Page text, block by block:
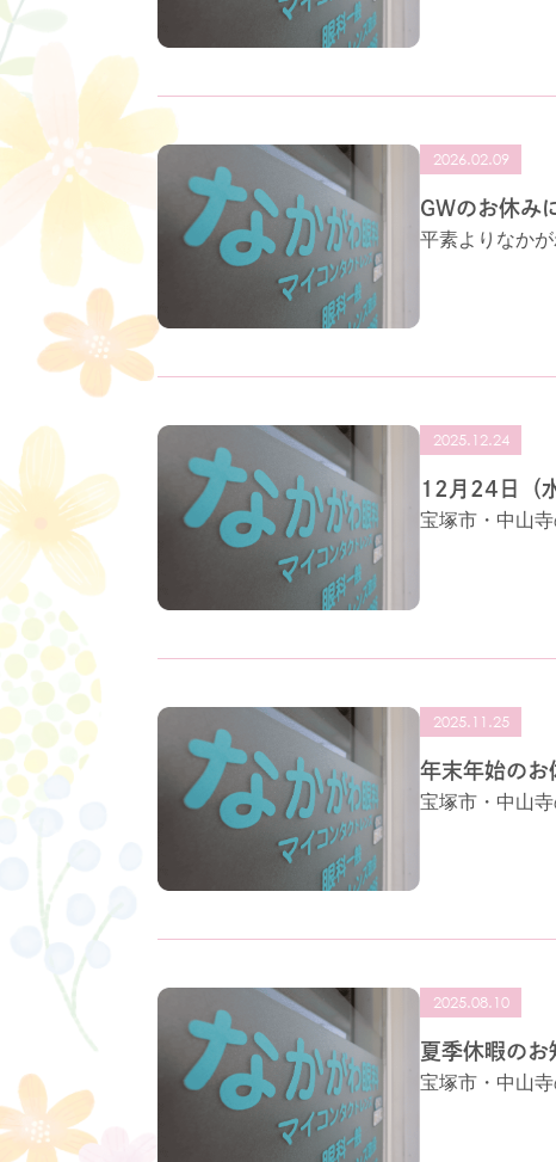
2026.02.09
GWのお休み
平素よりなか
2025.12.24
12月24日（
宝塚市・中山
2025.11.25
年末年始のお
宝塚市・中山
2025.08.10
夏季休暇のお
宝塚市・中山